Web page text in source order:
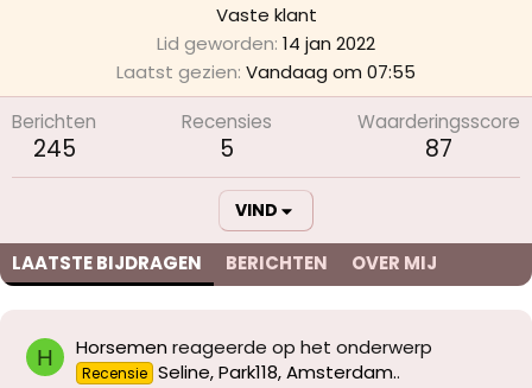
Vaste klant
Lid geworden 14 jan 2022
Laatst gezien Vandaag om 07:55
Berichten
245
Recensies
5
Waarderingsscore
87
VIND
LAATSTE BIJDRAGEN BERICHTEN OVER MIJ
H Horsemen reageerde op het onderwerp
Recensie Seline, Park118, Amsterdam..